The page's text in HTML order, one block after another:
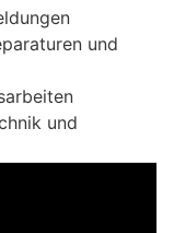
und
und